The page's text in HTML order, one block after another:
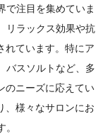
で注目を集めていま
リラックス効果や抗
れています。特にア
バスソルトなど、多
のニーズに応えてい
、様々なサロンにお